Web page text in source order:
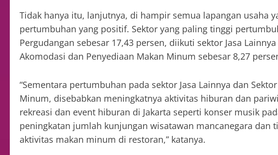
Tidak hanya itu, lanjutnya, di hampir semua lapangan usaha
pertumbuhan yang positif. Sektor yang paling tinggi
Pergudangan sebesar 17,43 persen, diikuti sektor Jasa
Akomodasi dan Penyediaan Makan Minum sebesar 8,27
“Sementara pertumbuhan pada sektor Jasa Lainnya dan
Minum, disebabkan meningkatnya aktivitas hiburan dan
rekreasi dan event hiburan di Jakarta seperti konser musik
peningkatan jumlah kunjungan wisatawan mancanegara dan
aktivitas makan minum di restoran,” katanya.